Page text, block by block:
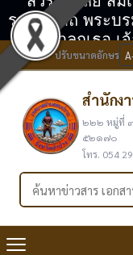
ราชินีนาถ พระบ
พระเจ้าลูกเธอ
ปรับขนาดอักษร
สำนักง
๒๒๒ หมู่ที่ ๓
๕๒๑๗๐
โทร. 054
ค้นหาในเว็บไซต์